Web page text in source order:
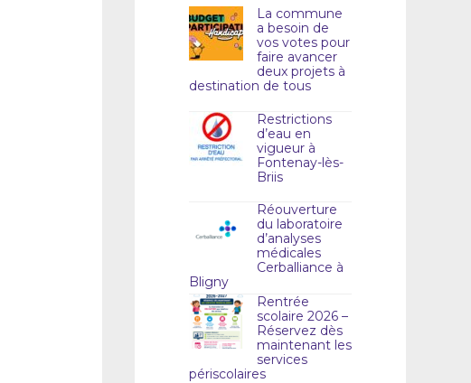
La commune
a besoin de
vos votes pour
faire avancer
deux projets à
destination de tous
Restrictions
d’eau en
vigueur à
Fontenay-lès-
Briis
Réouverture
du laboratoire
d’analyses
médicales
Cerballiance à
Bligny
Rentrée
scolaire 2026 –
Réservez dès
maintenant les
services
périscolaires